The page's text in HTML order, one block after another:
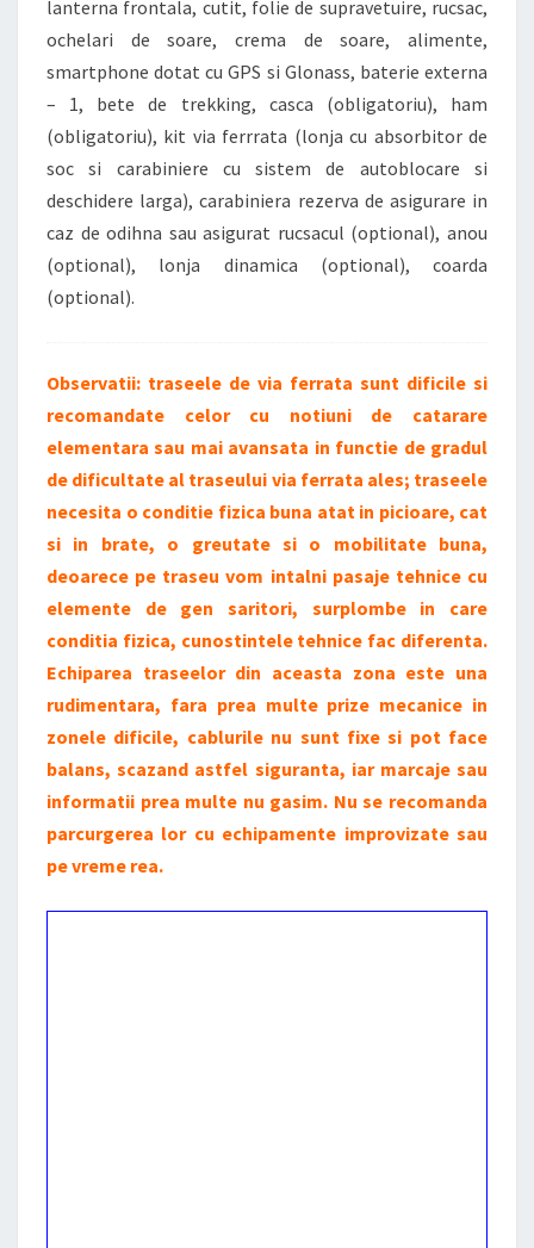
lanterna frontala, cutit, folie de supravetuire, rucsac,
ochelari de soare, crema de soare, alimente,
smartphone dotat cu GPS si Glonass, baterie externa
– 1, bete de trekking, casca (obligatoriu), ham
(obligatoriu), kit via ferrrata (lonja cu absorbitor de
soc si carabiniere cu sistem de autoblocare si
deschidere larga), carabiniera rezerva de asigurare in
caz de odihna sau asigurat rucsacul (optional), anou
(optional), lonja dinamica (optional), coarda
(optional).
Observatii: traseele de via ferrata sunt dificile si
recomandate celor cu notiuni de catarare
elementara sau mai avansata in functie de gradul
de dificultate al traseului via ferrata ales; traseele
necesita o conditie fizica buna atat in picioare, cat
si in brate, o greutate si o mobilitate buna,
deoarece pe traseu vom intalni pasaje tehnice cu
elemente de gen saritori, surplombe in care
conditia fizica, cunostintele tehnice fac diferenta.
Echiparea traseelor din aceasta zona este una
rudimentara, fara prea multe prize mecanice in
zonele dificile, cablurile nu sunt fixe si pot face
balans, scazand astfel siguranta, iar marcaje sau
informatii prea multe nu gasim. Nu se recomanda
parcurgerea lor cu echipamente improvizate sau
pe vreme rea.